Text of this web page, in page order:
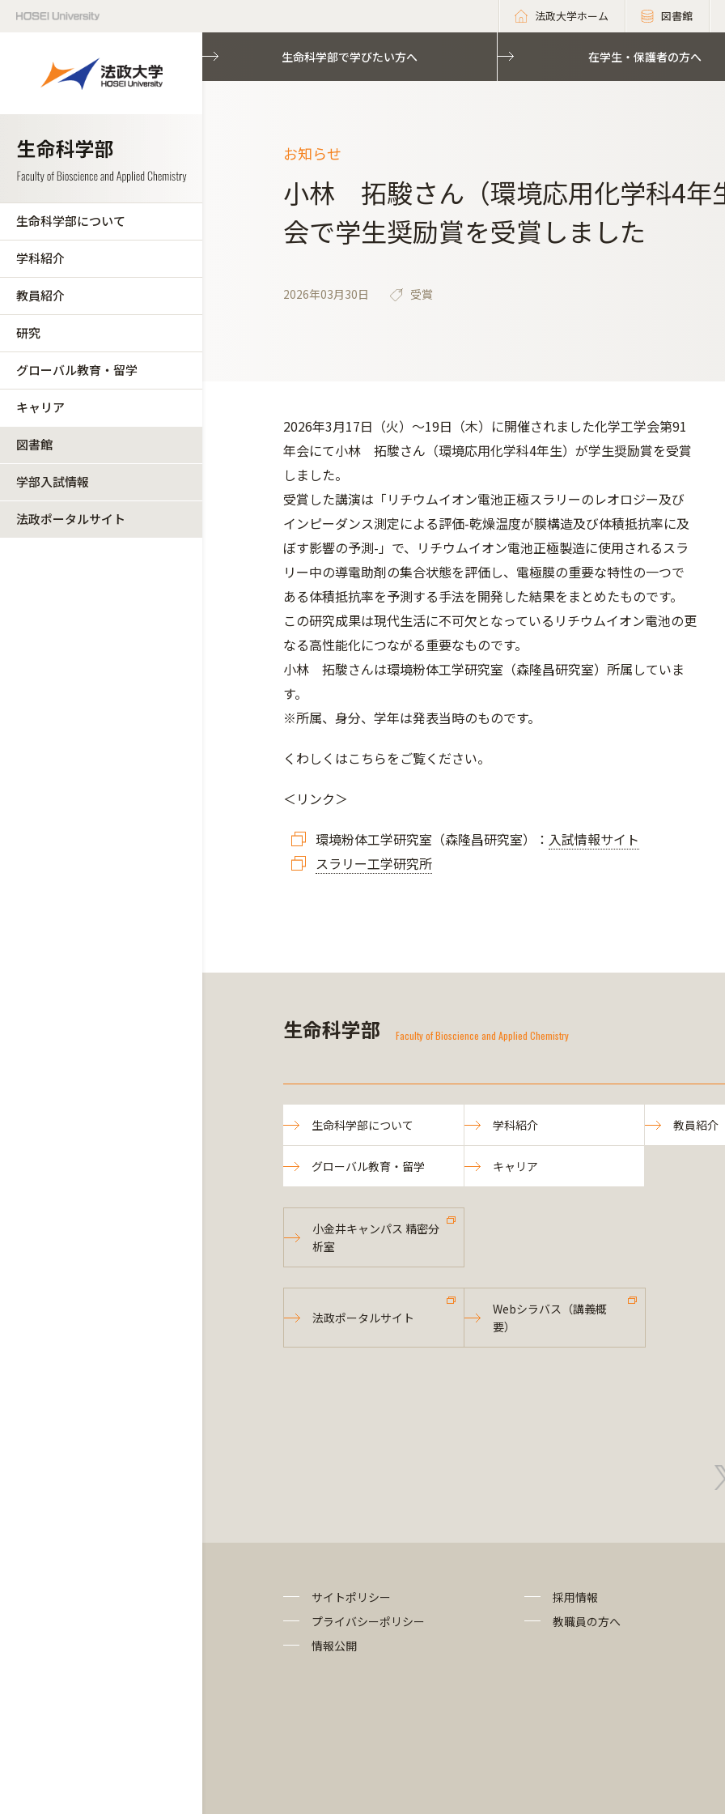
法政大学ホーム 図書館
生命科学部について
学科紹介
教員紹介
研究
グローバル教育・留学
キャリア
図書館
学部入試情報
法政ポータルサイト
生命科学部で学びたい方へ 在学生・保護者の方へ
お知らせ
小林 拓駿さん（環境応用化学科4年
会で学生奨励賞を受賞しました
2026年03月30日 受賞
2026年3月17日（火）～19日（木）に開催されました化学工学会第91
年会にて小林 拓駿さん（環境応用化学科4年生）が学生奨励賞を受賞
しました。
受賞した講演は「リチウムイオン電池正極スラリーのレオロジー及び
インピーダンス測定による評価-乾燥温度が膜構造及び体積抵抗率に及
ぼす影響の予測-」で、リチウムイオン電池正極製造に使用されるスラ
リー中の導電助剤の集合状態を評価し、電極膜の重要な特性の一つで
ある体積抵抗率を予測する手法を開発した結果をまとめたものです。
この研究成果は現代生活に不可欠となっているリチウムイオン電池の更
なる高性能化につながる重要なものです。
小林 拓駿さんは環境粉体工学研究室（森隆昌研究室）所属していま
す。
※所属、身分、学年は発表当時のものです。
くわしくはこちらをご覧ください。
＜リンク＞
環境粉体工学研究室（森隆昌研究室）： 入試情報サイト
スラリー工学研究所
生命科学部 Faculty of Bioscience and Applied Chemistry
生命科学部について 学科紹介 教員紹介
グローバル教育・留学 キャリア
小金井キャンパス 精密分
析室
法政ポータルサイト
Webシラバス（講義概
要）
サイトポリシー
プライバシーポリシー
情報公開
採用情報
教職員の方へ